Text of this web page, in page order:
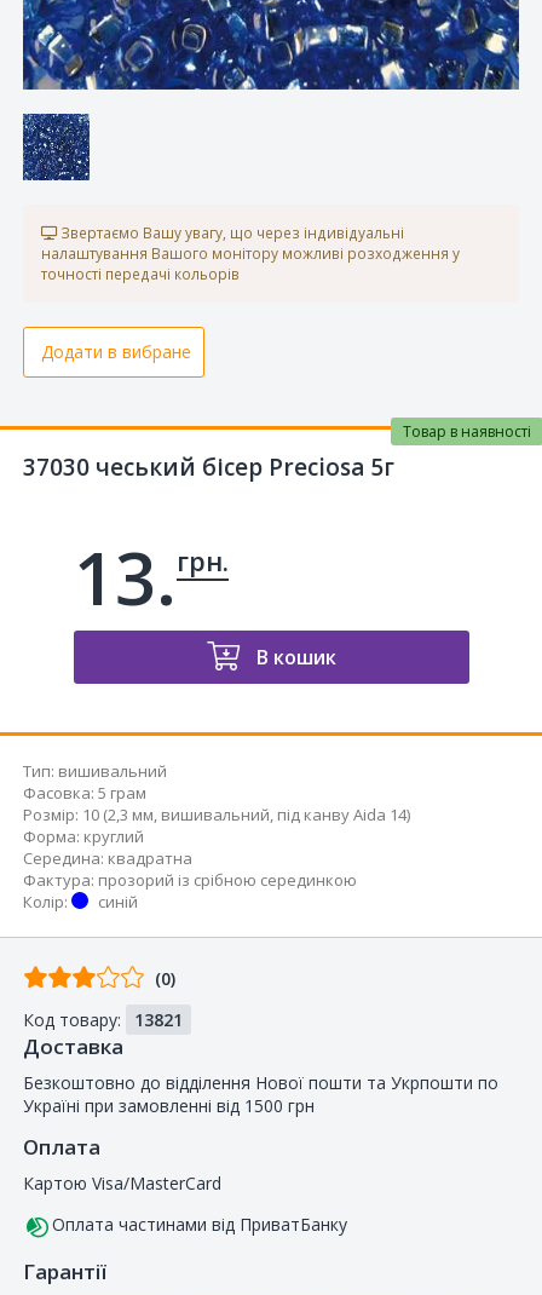
Звертаємо Вашу увагу, що через індивідуальні
налаштування Вашого монітору можливі розходження у
точності передачі кольорів
Додати в вибране
37030 чеський бісер Preciosa 5г
Товар в наявності
13. грн.
В кошик
Тип: вишивальний
Фасовка: 5 грам
Розмір: 10 (2,3 мм, вишивальний, під канву Aida 14)
Форма: круглий
Середина: квадратна
Фактура: прозорий із срібною серединкою
Колір: синій
Відгуків
покупців
(0)
Код товару:
13821
Доставка
Безкоштовно до відділення Нової пошти та Укрпошти по
Україні при замовленні від 1500 грн
Оплата
Картою Visa/MasterCard
Оплата частинами від ПриватБанку
Гарантії